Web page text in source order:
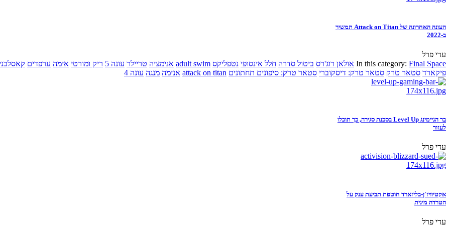
העונה האחרונה של Attack on Titan תמשיך
ב-2022
עדי פרל
In this category: Final Space אולאן רוג'רס ביטול סדרה חלל אינסופי נטפליקס adult swim אנימציה טריילר עונה 5 ריק ומורטי אימה ערפדים
פיקארד סטאר טרק סטאר טרק: דיסקוברי סטאר טרק: סיפונים תחתונים attack on titan אנימה מנגה עונה 4
בר הגיימינג Level Up בסכנת סגירה, כך תוכלו
לעזור
עדי פרל
אקטיוויז'ן-בליזארד חוטפת תביעת ענק על
הטרדה מינית
עדי פרל